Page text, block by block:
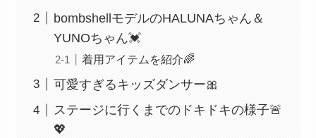
bombshellモデルのHALUNAちゃん＆
YUNOちゃん💓
着用アイテムを紹介🌈
可愛すぎるキッズダンサー🎀
ステージに行くまでのドキドキの様子🚨
💖